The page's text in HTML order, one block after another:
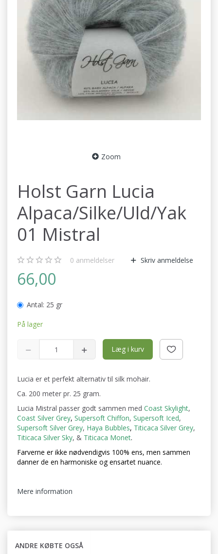
Zoom
Holst Garn Lucia
Alpaca/Silke/Uld/Yak
01 Mistral
0 anmeldelser Skriv anmeldelse
66,00
Antal: 25 gr
På lager
Læg i kurv
Lucia er et perfekt alternativ til silk mohair.
Ca. 200 meter pr. 25 gram.
Lucia Mistral passer godt sammen med Coast Skylight,
Coast Silver Grey, Supersoft Chiffon, Supersoft Iced,
Supersoft Silver Grey, Haya Bubbles, Titicaca Silver Grey,
Titicaca Silver Sky, & Titicaca Monet.
Farverne er ikke nødvendigvis 100% ens, men sammen
danner de en harmoniske og ensartet nuance.
Mere information
ANDRE KØBTE OGSÅ